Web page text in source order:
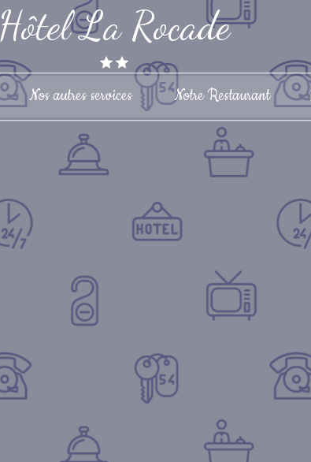
Hôtel La Rocade
Nos autres services Notre Restaurant